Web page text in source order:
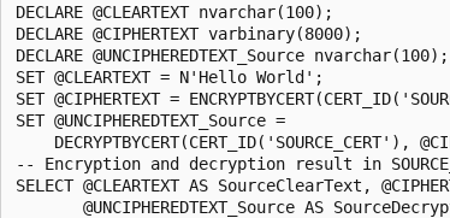
DECLARE @CLEARTEXT nvarchar(100);
DECLARE @CIPHERTEXT varbinary(8000);
DECLARE @UNCIPHEREDTEXT_Source
SET @CLEARTEXT = N'Hello World';
SET @CIPHERTEXT =
SET @UNCIPHEREDTEXT_Source =
DECRYPTBYCERT(CERT_ID('SOURCE_CERT'),
-- Encryption and decryption result in
SELECT @CLEARTEXT AS SourceClearText,
@UNCIPHEREDTEXT_Source AS